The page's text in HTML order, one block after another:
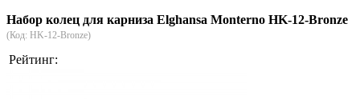
Набор колец для карниза Elghansa Monterno HK-12-Bronze
(Код: HK-12-Bronze)
Рейтинг: